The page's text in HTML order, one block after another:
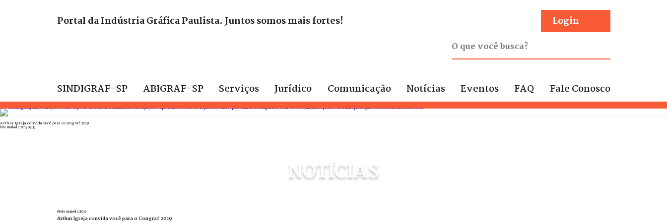
Portal da Indústria Gráfica Paulista. Juntos somos mais fortes! Login
SINDIGRAF-SP ABIGRAF-SP Serviços Jurídico Comunicação Notícias Eventos FAQ Fale Conosco
Arthur Igreja convida você para o Congraf 2019
6 de maio de 2019 09:33
NOTÍCIAS
06 de maio de 2019
Arthur Igreja convida você para o Congraf 2019